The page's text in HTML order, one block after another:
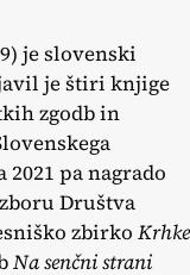
je slovenski
je štiri knjige
zgodb in
pa nagrado
Društva
zbirko Krhke
Na senčni strani